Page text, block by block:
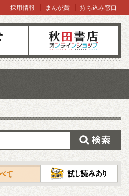
オンラインショップ
採用情報 まんが賞 持ち込み窓口